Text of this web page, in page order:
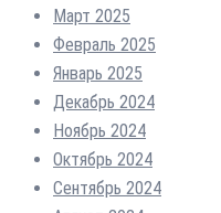
Март 2025
Февраль 2025
Январь 2025
Декабрь 2024
Ноябрь 2024
Октябрь 2024
Сентябрь 2024